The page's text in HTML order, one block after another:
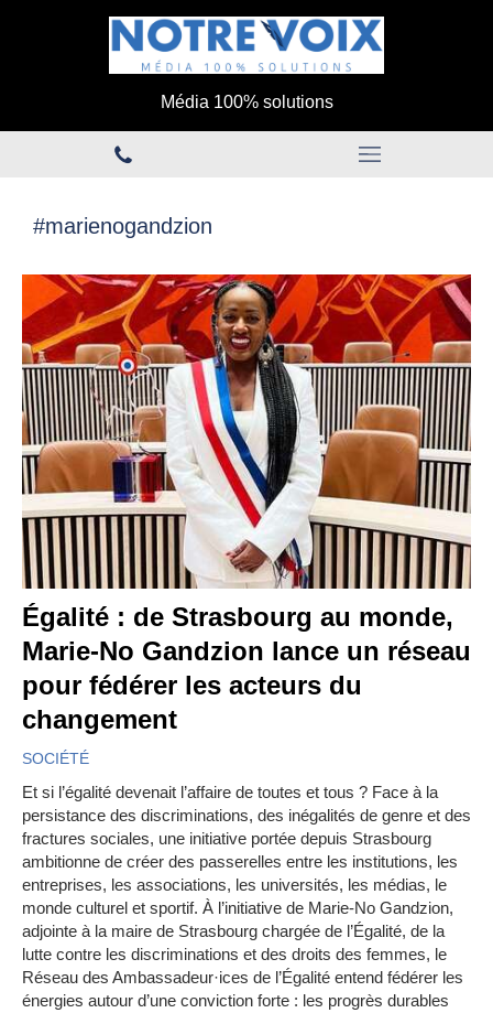
Média 100% solutions
#marienogandzion
Égalité : de Strasbourg au monde,
Marie-No Gandzion lance un réseau
pour fédérer les acteurs du
changement
SOCIÉTÉ
Et si l’égalité devenait l’affaire de toutes et tous ? Face à la
persistance des discriminations, des inégalités de genre et des
fractures sociales, une initiative portée depuis Strasbourg
ambitionne de créer des passerelles entre les institutions, les
entreprises, les associations, les universités, les médias, le
monde culturel et sportif. À l’initiative de Marie-No Gandzion,
adjointe à la maire de Strasbourg chargée de l’Égalité, de la
lutte contre les discriminations et des droits des femmes, le
Réseau des Ambassadeur·ices de l’Égalité entend fédérer les
énergies autour d’une conviction forte : les progrès durables